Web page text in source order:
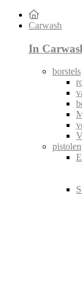
Carwash
In
borstels
pistolen